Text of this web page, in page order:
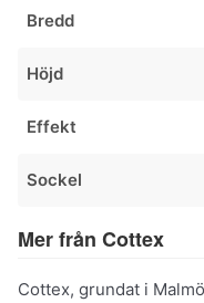
Bredd
Höjd
Effekt
Sockel
Mer från Cottex
Cottex, grundat i